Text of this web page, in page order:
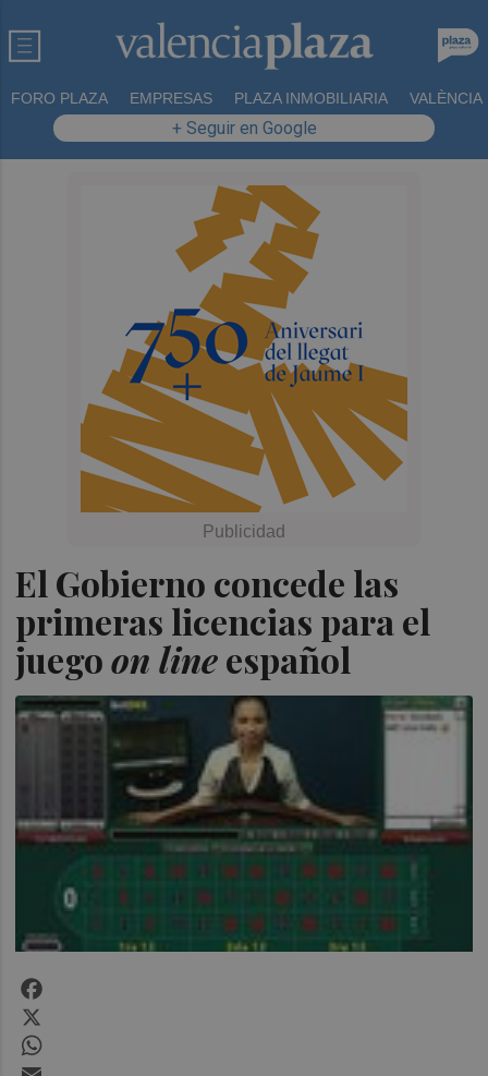
FORO PLAZA EMPRESAS PLAZA INMOBILIARIA VALÈNCIA
+ Seguir en Google
El Gobierno concede las
primeras licencias para el
juegoon lineespañol